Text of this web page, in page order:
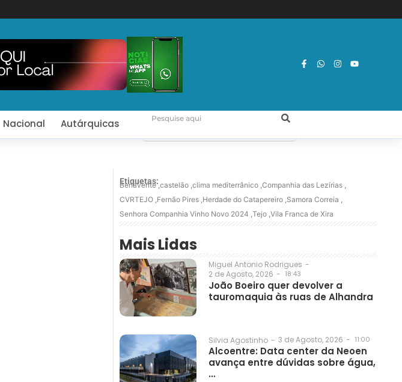
Nacional Autárquicas
Etiquetas:
Benavente,castelão ,clima mediterrânico ,Companhia das Lezírias ,
CVRTEJO ,Fernão Pires ,Herdade do Catapereiro ,Samora Correia ,
Senhora Companhia Vinho Novo 2024 ,Tejo ,Vila Franca de Xira
Mais Lidas
Miguel Antonio Rodrigues -
2 de Agosto, 2026 - 18:43
João Boeiro quer devolver a
tauromaquia às ruas de Alhandra
Silvia Agostinho - 3 de Agosto, 2026 - 11:00
Alcoentre: Data center da Neoen
avança entre dúvidas sobre água,
…